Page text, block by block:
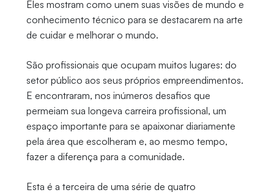
Eles mostram como unem suas visões de mundo e
conhecimento técnico para se destacarem na arte
de cuidar e melhorar o mundo.
São profissionais que ocupam muitos lugares: do
setor público aos seus próprios empreendimentos.
E encontraram, nos inúmeros desafios que
permeiam sua longeva carreira profissional, um
espaço importante para se apaixonar diariamente
pela área que escolheram e, ao mesmo tempo,
fazer a diferença para a comunidade.
Esta é a terceira de uma série de quatro